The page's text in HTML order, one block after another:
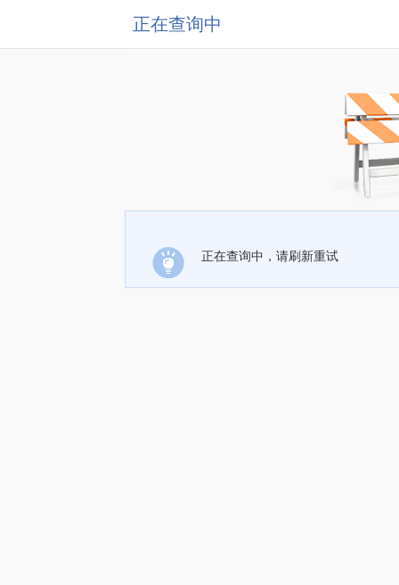
正在查询中
正在查询中，请刷新重试